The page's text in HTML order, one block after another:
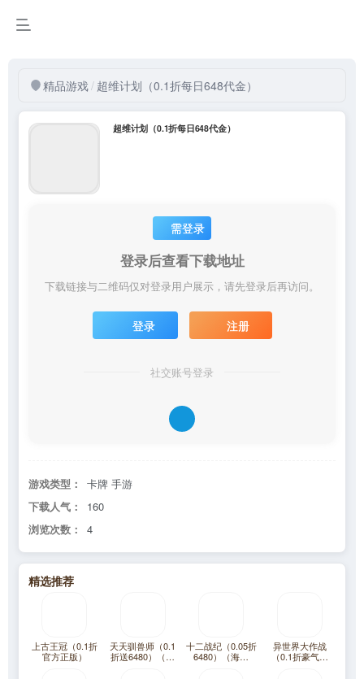
精品游戏/ 超维计划（0.1折每日648代金）
超维计划（0.1折每日648代金）
需登录
登录后查看下载地址
下载链接与二维码仅对登录用户展示，请先登录后再访问。
登录 注册
社交账号登录
游戏类型：
卡牌 手游
下载人气：
160
浏览次数：
4
精选推荐
上古王冠（0.1折
官方正版）
天天驯兽师（0.1
折送6480）（宝
十二战纪（0.05折
6480）（海贼
异世界大作战
（0.1折豪气千